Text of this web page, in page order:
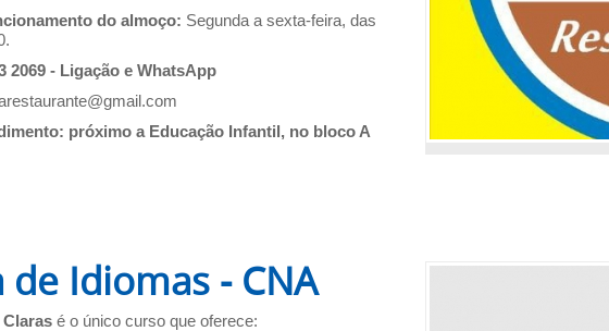
do almoço: Segunda a sexta-feira, das
2069 - Ligação e WhatsApp
próximo a Educação Infantil, no bloco A
de Idiomas - CNA
é o único curso que oferece: